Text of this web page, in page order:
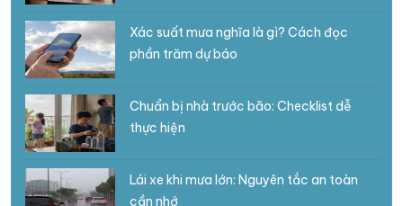
Xác suất mưa nghĩa là gì? Cách đọc
phần trăm dự báo
Chuẩn bị nhà trước bão: Checklist dễ
thực hiện
Lái xe khi mưa lớn: Nguyên tắc an toàn
cần nhớ